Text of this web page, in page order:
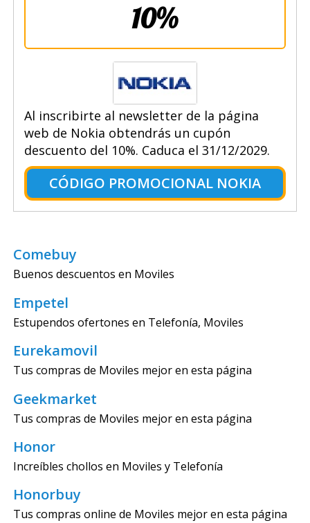
10%
Al inscribirte al newsletter de la página
web de Nokia obtendrás un cupón
descuento del 10%. Caduca el 31/12/2029.
CÓDIGO PROMOCIONAL NOKIA
Comebuy
Buenos descuentos en Moviles
Empetel
Estupendos ofertones en Telefonía, Moviles
Eurekamovil
Tus compras de Moviles mejor en esta página
Geekmarket
Tus compras de Moviles mejor en esta página
Honor
Increíbles chollos en Moviles y Telefonía
Honorbuy
Tus compras online de Moviles mejor en esta página